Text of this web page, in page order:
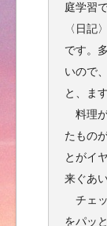
庭学習
〈日記
です。
いので
と、ま
料理が
たもの
とがイ
来ぐあ
チェッ
をパッ